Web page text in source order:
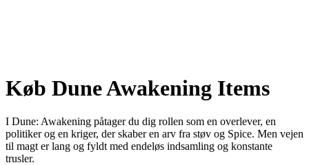
Køb Dune Awakening Items
I Dune: Awakening påtager du dig rollen som en overlever, en
politiker og en kriger, der skaber en arv fra støv og Spice. Men vejen
til magt er lang og fyldt med endeløs indsamling og konstante
trusler.